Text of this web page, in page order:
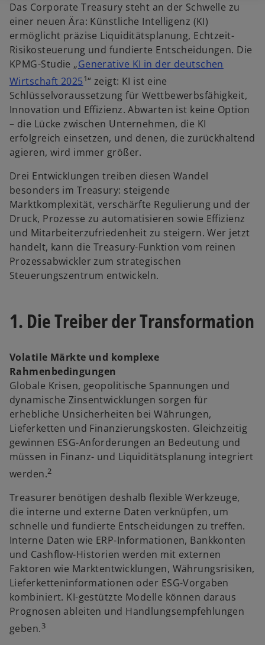
Das Corporate Treasury steht an der Schwelle zu
einer neuen Ära: Künstliche Intelligenz (KI)
ermöglicht präzise Liquiditätsplanung, Echtzeit-
Risikosteuerung und fundierte Entscheidungen. Die
KPMG-Studie „Generative KI in der deutschen
Wirtschaft 2025w
i
r
d
i
n
i
n
e
r
n
e
u
e
e
s
t
e
r
k
a
r
t
e
ö
f
f
n
e
t
1“ zeigt: KI ist eine
Schlüsselvoraussetzung für Wettbewerbsfähigkeit,
Innovation und Effizienz. Abwarten ist keine Option
– die Lücke zwischen Unternehmen, die KI
erfolgreich einsetzen, und denen, die zurückhaltend
agieren, wird immer größer.
Drei Entwicklungen treiben diesen Wandel
besonders im Treasury: steigende
Marktkomplexität, verschärfte Regulierung und der
Druck, Prozesse zu automatisieren sowie Effizienz
und Mitarbeiterzufriedenheit zu steigern. Wer jetzt
handelt, kann die Treasury-Funktion vom reinen
Prozessabwickler zum strategischen
Steuerungszentrum entwickeln.
1. Die Treiber der Transformation
Volatile Märkte und komplexe
Rahmenbedingungen
Globale Krisen, geopolitische Spannungen und
dynamische Zinsentwicklungen sorgen für
erhebliche Unsicherheiten bei Währungen,
Lieferketten und Finanzierungskosten. Gleichzeitig
gewinnen ESG-Anforderungen an Bedeutung und
müssen in Finanz- und Liquiditätsplanung integriert
werden.2
Treasurer benötigen deshalb flexible Werkzeuge,
die interne und externe Daten verknüpfen, um
schnelle und fundierte Entscheidungen zu treffen.
Interne Daten wie ERP-Informationen, Bankkonten
und Cashflow-Historien werden mit externen
Faktoren wie Marktentwicklungen, Währungsrisiken,
Lieferketteninformationen oder ESG-Vorgaben
kombiniert. KI-gestützte Modelle können daraus
Prognosen ableiten und Handlungsempfehlungen
geben.3